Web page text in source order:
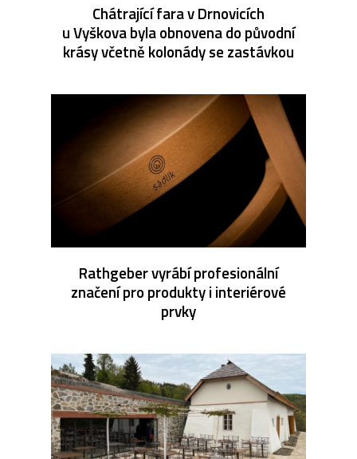
Chátrající fara v Drnovicích
u Vyškova byla obnovena do původní
krásy včetně kolonády se zastávkou
Rathgeber vyrábí profesionální
značení pro produkty i interiérové
prvky